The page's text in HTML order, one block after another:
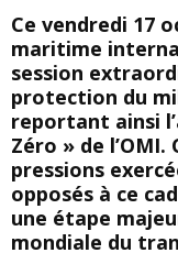
Ce vendredi 17
maritime
session
protection du
reportant ainsi
Zéro » de
pressions
opposés à ce
une étape
mondiale du